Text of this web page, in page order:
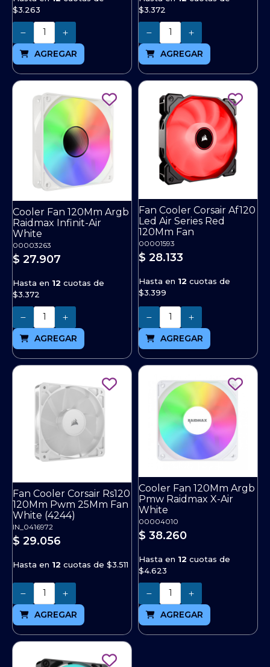
$3.263
Cantidad
AGREGAR
$3.372
Cantidad
AGREGAR
Cooler Fan 120Mm Argb
Raidmax Infinit-Air
White
00003263
$ 27.907
Hasta en 12 cuotas de
$3.372
Cantidad
AGREGAR
Fan Cooler Corsair Af120
Led Air Series Red
120Mm Fan
00001593
$ 28.133
Hasta en 12 cuotas de
$3.399
Cantidad
AGREGAR
Fan Cooler Corsair Rs120
120Mm Pwm 25Mm Fan
White (4244)
IN_0416972
$ 29.056
Hasta en 12 cuotas de $3.511
Cantidad
AGREGAR
Cooler Fan 120Mm Argb
Pmw Raidmax X-Air
White
00004010
$ 38.260
Hasta en 12 cuotas de
$4.623
Cantidad
AGREGAR